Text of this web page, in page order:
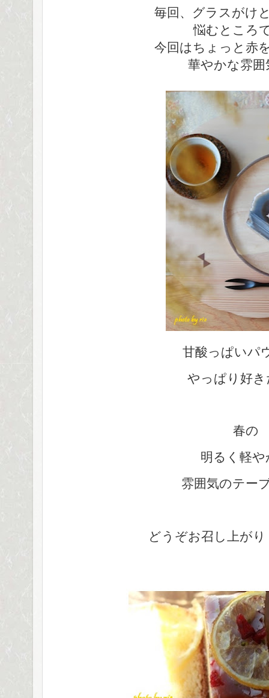
毎回、グラスがけ
悩むところ
今回はちょっと赤
華やかな雰囲
甘酸っぱいパ
やっぱり好き
春の
明るく軽や
雰囲気のテー
どうぞお召し上が